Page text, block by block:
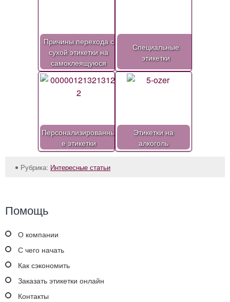
Причины перехода с
сухой этикетки на
самоклеящуюся
Специальные
этикетки
Персонализированны
е этикетки
Этикетки на
алкоголь
Рубрика: Интересные статьи
Помощь
О компании
С чего начать
Как сэкономить
Заказать этикетки онлайн
Контакты